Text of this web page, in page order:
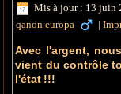
Mis à jour : 13 juin
qanon europa
|
Avec l'argent,
vient du contrôle
l'état !!!